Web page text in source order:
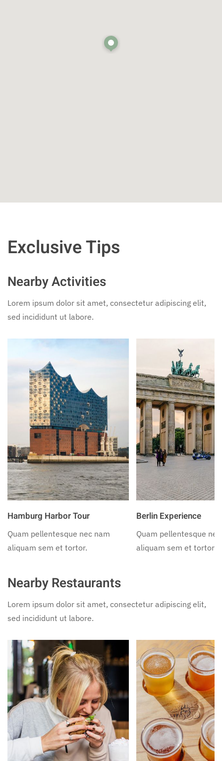
Exclusive Tips
Nearby Activities
Lorem ipsum dolor sit amet, consectetur adipiscing elit,
sed incididunt ut labore.
Hamburg Harbor Tour
Quam pellentesque nec nam
aliquam sem et tortor.
Berlin Experience
Quam pellentesque
aliquam sem et tortor.
Nearby Restaurants
Lorem ipsum dolor sit amet, consectetur adipiscing elit,
sed incididunt ut labore.